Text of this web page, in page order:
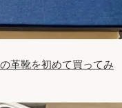
革靴を初めて買ってみ